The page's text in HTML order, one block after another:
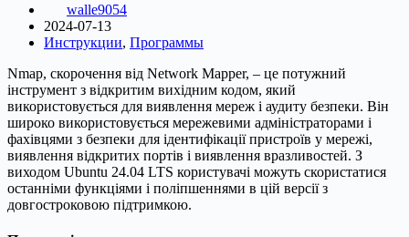
walle9054
2024-07-13
Инструкции, Программы
Nmap, скорочення від Network Mapper, – це потужний
інструмент з відкритим вихідним кодом, який
використовується для виявлення мереж і аудиту безпеки. Він
широко використовується мережевими адміністраторами і
фахівцями з безпеки для ідентифікації пристроїв у мережі,
виявлення відкритих портів і виявлення вразливостей. З
виходом Ubuntu 24.04 LTS користувачі можуть скористатися
останніми функціями і поліпшеннями в цій версії з
довгостроковою підтримкою.